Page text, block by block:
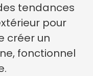
tendances
pour
créer un
fonctionnel